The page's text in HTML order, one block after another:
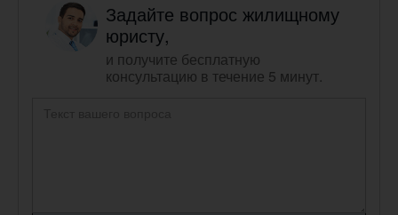
Задайте вопрос жилищному
юристу,
и получите бесплатную
консультацию в течение 5 минут.